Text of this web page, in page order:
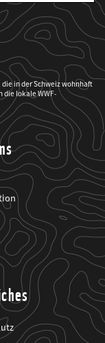
in der Schweiz wohnhaft
die lokale WWF-